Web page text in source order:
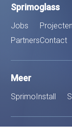
Sprimoglass
Jobs Projecten
PartnersContact
Meer
SprimoInstall